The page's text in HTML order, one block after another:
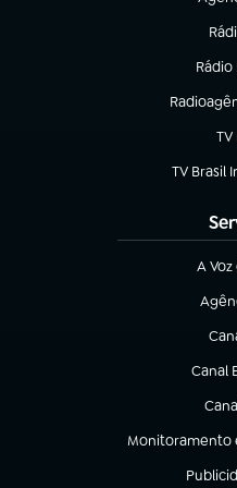
(abre
Rádio
(abre em
TV
TV Brasil
(abre em
A
(abre
(abre
Canal
(abre
Monitoramento
(abre em nova
(abre